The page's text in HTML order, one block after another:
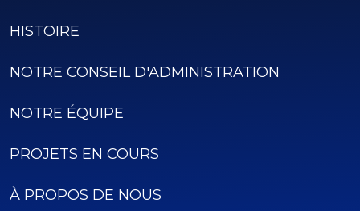
HISTOIRE
NOTRE CONSEIL D'ADMINISTRATION
NOTRE ÉQUIPE
PROJETS EN COURS
À PROPOS DE NOUS